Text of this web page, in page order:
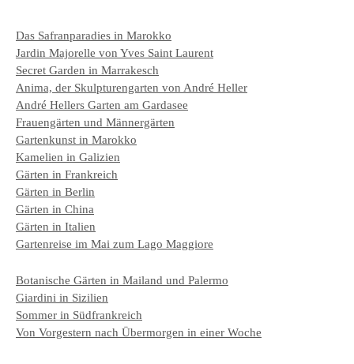
Das Safranparadies in Marokko
Jardin Majorelle von Yves Saint Laurent
Secret Garden in Marrakesch
Anima, der Skulpturengarten von André Heller
André Hellers Garten am Gardasee
Frauengärten und Männergärten
Gartenkunst in Marokko
Kamelien in Galizien
Gärten in Frankreich
Gärten in Berlin
Gärten in China
Gärten in Italien
Gartenreise im Mai zum Lago Maggiore
Botanische Gärten in Mailand und Palermo
Giardini in Sizilien
Sommer in Südfrankreich
Von Vorgestern nach Übermorgen in einer Woche